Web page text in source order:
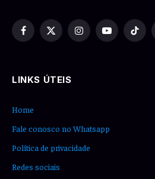
Facebook
X
InstagramYouTubeTikTok
LINKS ÚTEIS
Home
Fale conosco no Whatsapp
Política de privacidade
Redes sociais